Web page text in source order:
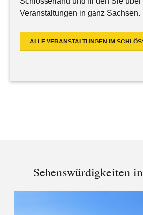
Veranstaltungen in ganz Sachsen.
ALLE VERANSTALTUNGEN IM
Sehenswürdigkeiten